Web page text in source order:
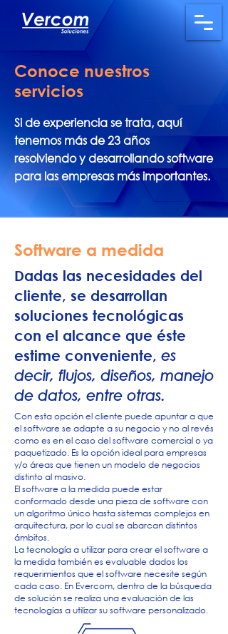
Conoce nuestros
servicios
Si de experiencia se trata, aquí
tenemos más de 23 años
resolviendo y desarrollando software
para las empresas más importantes.
Software a medida
Dadas las necesidades del
cliente, se desarrollan
soluciones tecnológicas
con el alcance que éste
estime conveniente, es
decir, flujos, diseños, manejo
de datos, entre otras.
Con esta opción el cliente puede apuntar a que
el software se adapte a su negocio y no al revés
como es en el caso del software comercial o ya
paquetizado. Es la opción ideal para empresas
y/o áreas que tienen un modelo de negocios
distinto al masivo.
El software a la medida puede estar
conformado desde una pieza de software con
un algoritmo único hasta sistemas complejos en
arquitectura, por lo cual se abarcan distintos
ámbitos.
La tecnología a utilizar para crear el software a
la medida también es evaluable dados los
requerimientos que el software necesite según
cada caso. En Evercom, dentro de la búsqueda
de solución se realiza una evaluación de las
tecnologías a utilizar su software personalizado.